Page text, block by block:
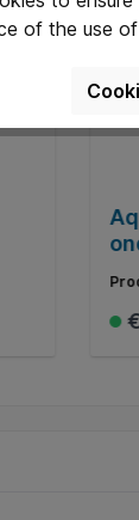
of the use